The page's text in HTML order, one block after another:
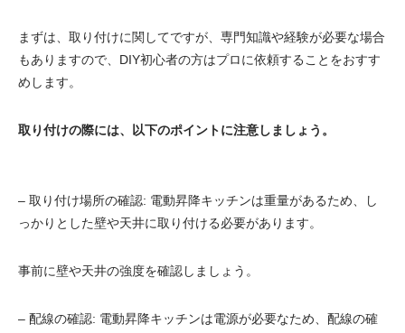
まずは、取り付けに関してですが、専門知識や経験が必要な場合
もありますので、DIY初心者の方はプロに依頼することをおすす
めします。
取り付けの際には、以下のポイントに注意しましょう。
– 取り付け場所の確認: 電動昇降キッチンは重量があるため、し
っかりとした壁や天井に取り付ける必要があります。
事前に壁や天井の強度を確認しましょう。
– 配線の確認: 電動昇降キッチンは電源が必要なため、配線の確